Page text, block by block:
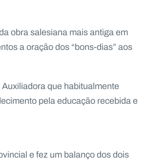
obra salesiana mais antiga em
a oração dos “bons-dias” aos
que habitualmente
pela educação recebida e
e fez um balanço dos dois